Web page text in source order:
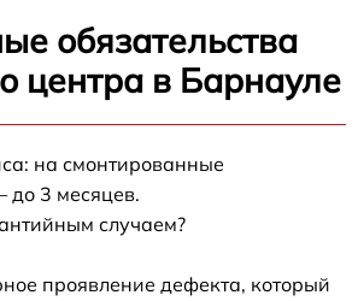
обязательства
центра в Барнауле
на смонтированные
3 месяцев.
случаем?
проявление дефекта, который